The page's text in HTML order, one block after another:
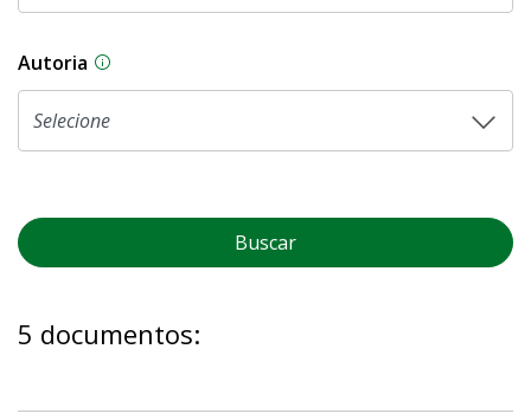
Autoria As proposições legislativas na CLDF podem
Buscar
5 documentos: